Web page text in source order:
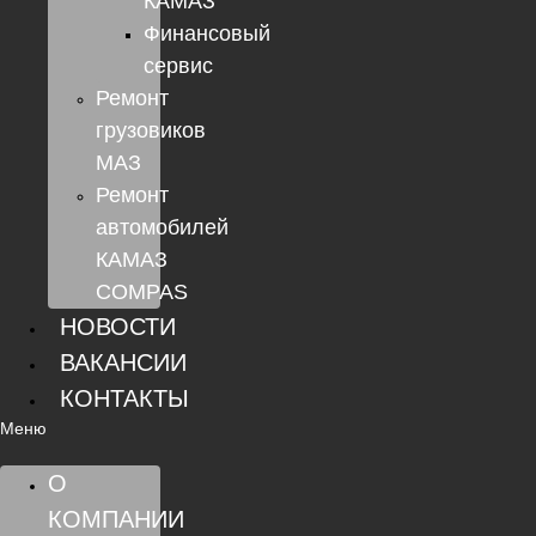
Финансовый
сервис
Ремонт
грузовиков
МАЗ
Ремонт
автомобилей
КАМАЗ
COMPAS
НОВОСТИ
ВАКАНСИИ
КОНТАКТЫ
Меню
О
КОМПАНИИ